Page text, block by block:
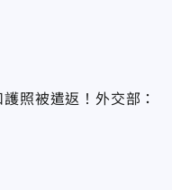
照被遣返！外交部：